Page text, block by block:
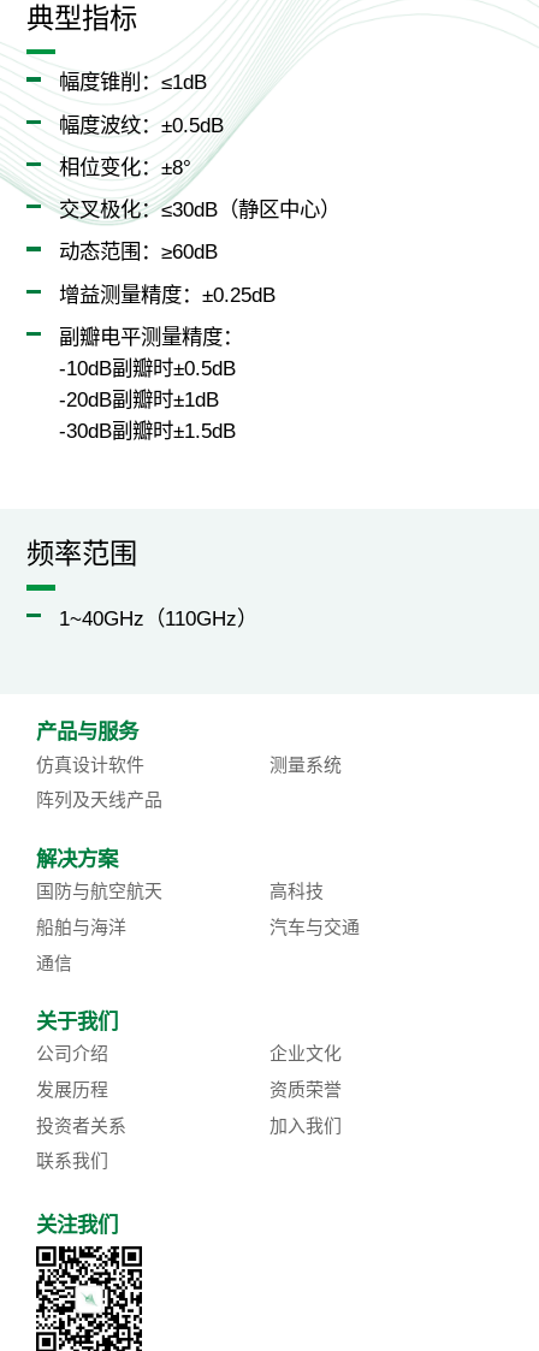
典型指标
幅度锥削：≤1dB
幅度波纹：±0.5dB
相位变化：±8°
交叉极化：≤30dB（静区中心）
动态范围：≥60dB
增益测量精度：±0.25dB
副瓣电平测量精度：
-10dB副瓣时±0.5dB
-20dB副瓣时±1dB
-30dB副瓣时±1.5dB
频率范围
1~40GHz（110GHz）
关注我们
产品与服务
仿真设计软件
测量系统
阵列及天线产品
解决方案
国防与航空航天
高科技
船舶与海洋
汽车与交通
通信
关于我们
公司介绍
企业文化
发展历程
资质荣誉
投资者关系
加入我们
联系我们